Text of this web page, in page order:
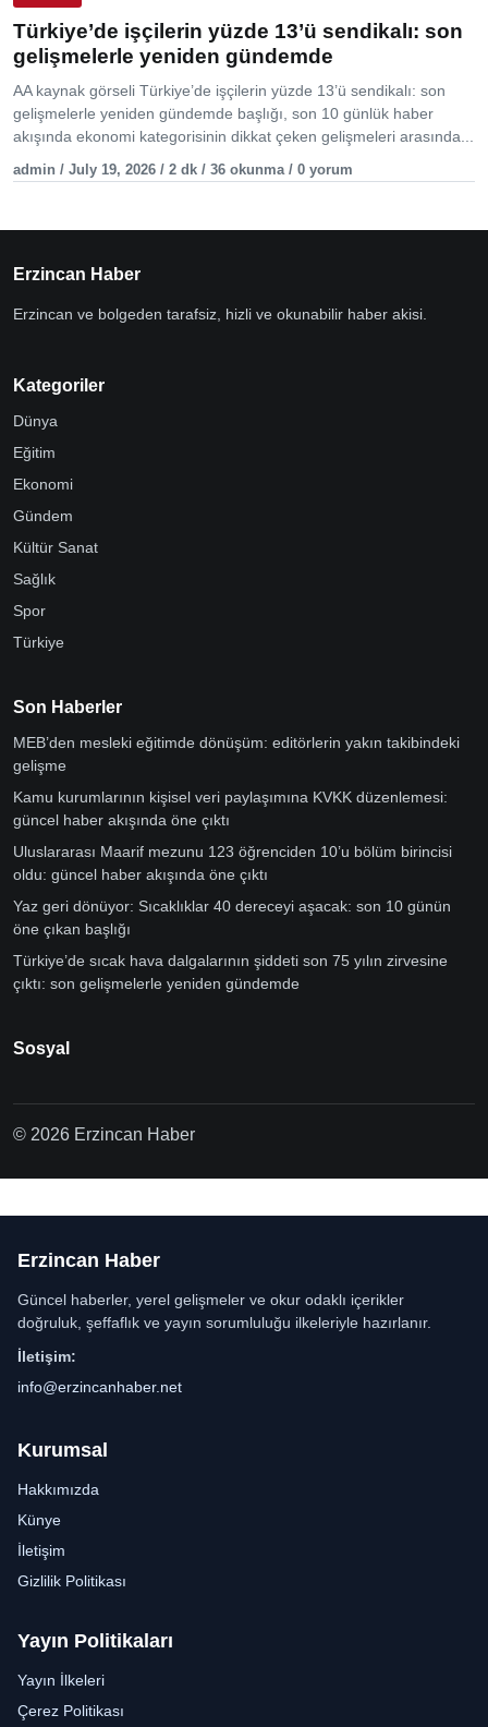
Türkiye’de işçilerin yüzde 13’ü sendikalı: son
gelişmelerle yeniden gündemde
AA kaynak görseli Türkiye’de işçilerin yüzde 13’ü sendikalı: son
gelişmelerle yeniden gündemde başlığı, son 10 günlük haber
akışında ekonomi kategorisinin dikkat çeken gelişmeleri arasında...
admin / July 19, 2026 / 2 dk / 36 okunma / 0 yorum
Erzincan Haber
Erzincan ve bolgeden tarafsiz, hizli ve okunabilir haber akisi.
Kategoriler
Dünya
Eğitim
Ekonomi
Gündem
Kültür Sanat
Sağlık
Spor
Türkiye
Son Haberler
MEB’den mesleki eğitimde dönüşüm: editörlerin yakın takibindeki
gelişme
Kamu kurumlarının kişisel veri paylaşımına KVKK düzenlemesi:
güncel haber akışında öne çıktı
Uluslararası Maarif mezunu 123 öğrenciden 10’u bölüm birincisi
oldu: güncel haber akışında öne çıktı
Yaz geri dönüyor: Sıcaklıklar 40 dereceyi aşacak: son 10 günün
öne çıkan başlığı
Türkiye’de sıcak hava dalgalarının şiddeti son 75 yılın zirvesine
çıktı: son gelişmelerle yeniden gündemde
Sosyal
© 2026 Erzincan Haber
Erzincan Haber
Güncel haberler, yerel gelişmeler ve okur odaklı içerikler
doğruluk, şeffaflık ve yayın sorumluluğu ilkeleriyle hazırlanır.
İletişim:
info@erzincanhaber.net
Kurumsal
Hakkımızda
Künye
İletişim
Gizlilik Politikası
Yayın Politikaları
Yayın İlkeleri
Çerez Politikası